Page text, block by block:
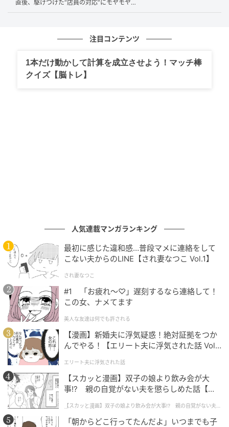
トン』ってしたんだけど、気づいてもらえなかったみ
外国籍CAはそれを「お尻を触られた」と誤解してしま
ったのです。
私は外国籍CAに、男性にはセクハラの意図がまったく
なかったこと、お客様の中にはこうした身体的な接触
で呼び止める方がいるという文化的背景を丁寧に説明
しました。
彼女は驚きつつも、次第に納得してくれたようでし
た。
“トントン”から誤解を生まないために
私自身も、通路を歩いているときにお客様に腕をつか
まれたり、腰に触れられてギョッとした経験は一度や
二度ではありません。
直後、駆けつけた“店員の対応”にモヤモヤ…
注目コンテンツ
1本だけ動かして計算を成立させよう！マッチ棒
クイズ【脳トレ】
人気連載マンガランキング
最初に感じた違和感…普段マメに連絡をして
こない夫からのLINE【され妻なつこ Vol.1】
され妻なつこ
#1 「お疲れ〜♡」遅刻するなら連絡して！
この女、ナメてます
美人な友達は何でも許される
【漫画】新婚夫に浮気疑惑！絶対証拠をつか
んでやる！【エリート夫に浮気された話 Vol.
エリート夫に浮気された話
【スカッと漫画】双子の娘より飲み会が大
事!? 親の自覚がない夫を懲らしめた話【第1
【スカッと漫画】双子の娘より飲み会が大事!? 親の自覚がない夫を
懲らしめた話
「朝からどこ行ってたんだよ」いつまでも子